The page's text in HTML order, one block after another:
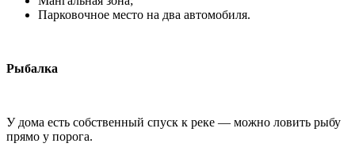
Парковочное место на два автомобиля.
Рыбалка
У дома есть собственный спуск к реке — можно ловить рыбу
прямо у порога.